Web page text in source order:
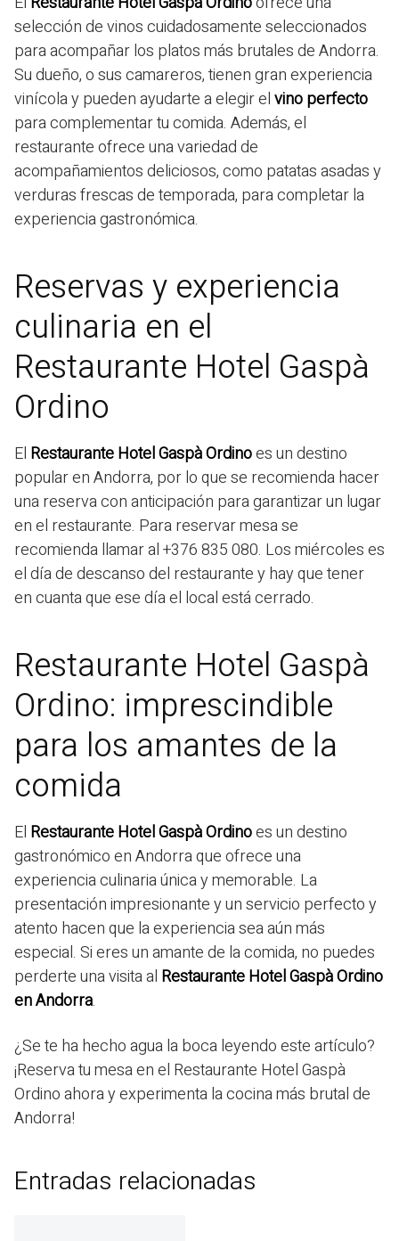
selección de vinos cuidadosamente seleccionados
para acompañar los platos más brutales de Andorra.
Su dueño, o sus camareros, tienen gran experiencia
vinícola y pueden ayudarte a elegir elvino perfecto
para complementar tu comida. Además, el
restaurante ofrece una variedad de
acompañamientos deliciosos, como patatas asadas y
verduras frescas de temporada, para completar la
experiencia gastronómica.
Reservas y experiencia
culinaria en el
Restaurante Hotel Gaspà
Ordino
El Restaurante Hotel Gaspà Ordinoes un destino
popular en Andorra, por lo que se recomienda hacer
una reserva con anticipación para garantizar un lugar
en el restaurante. Para reservar mesa se
recomienda llamar al +376 835 080. Los miércoles es
el día de descanso del restaurante y hay que tener
en cuanta que ese día el local está cerrado.
Restaurante Hotel Gaspà
Ordino: imprescindible
para los amantes de la
comida
El Restaurante Hotel Gaspà Ordinoes un destino
gastronómico en Andorra que ofrece una
experiencia culinaria única y memorable. La
presentación impresionante y un servicio perfecto y
atento hacen que la experiencia sea aún más
especial. Si eres un amante de la comida, no puedes
perderte una visita al Restaurante Hotel Gaspà Ordino
en Andorra.
¿Se te ha hecho agua la boca leyendo este artículo?
¡Reserva tu mesa en el Restaurante Hotel Gaspà
Ordino ahora y experimenta la cocina más brutal de
Andorra!
Entradas relacionadas